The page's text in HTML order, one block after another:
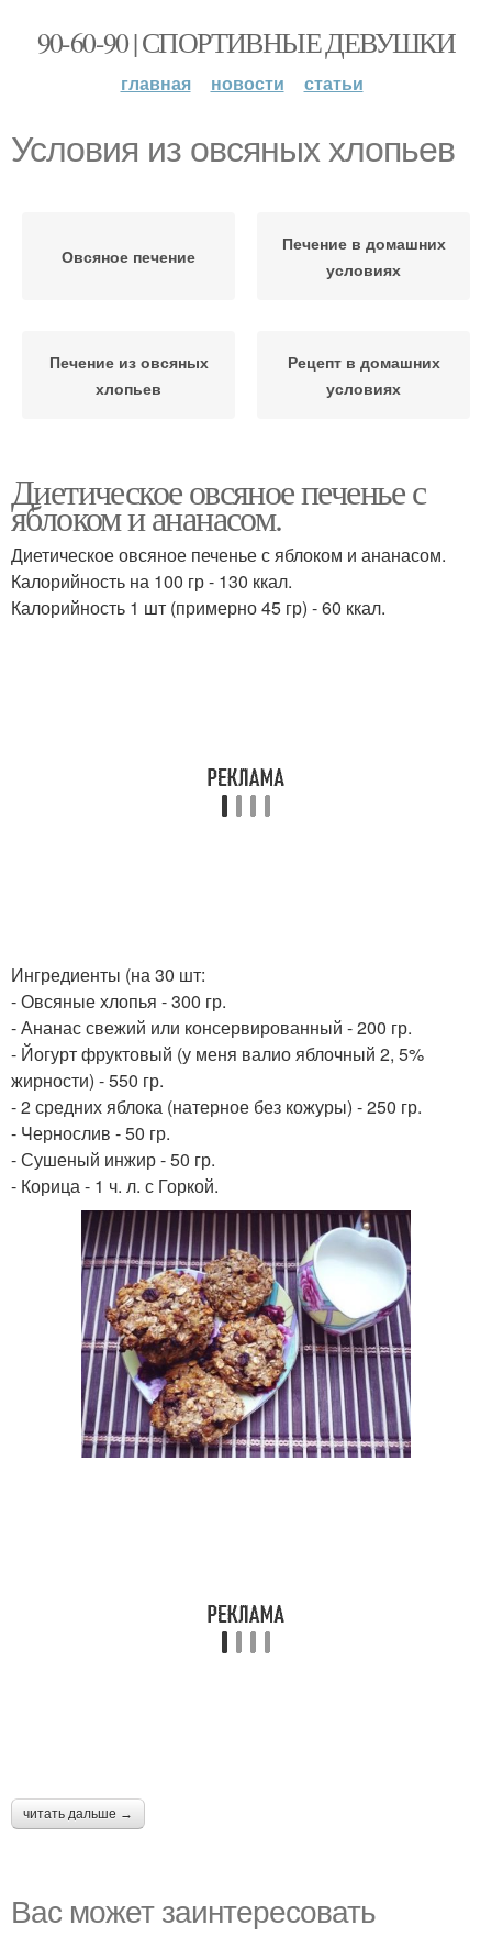
90-60-90 | СПОРТИВНЫЕ ДЕВУШКИ
главная новости статьи
Условия из овсяных хлопьев
Овсяное печение
Печение в домашних
условиях
Печение из овсяных
хлопьев
Рецепт в домашних
условиях
Диетическое овсяное печенье с
яблоком и ананасом.
Диетическое овсяное печенье с яблоком и ананасом.
Калорийность на 100 гр - 130 ккал.
Калорийность 1 шт (примерно 45 гр) - 60 ккал.
Ингредиенты (на 30 шт:
- Овсяные хлопья - 300 гр.
- Ананас свежий или консервированный - 200 гр.
- Йогурт фруктовый (у меня валио яблочный 2, 5%
жирности) - 550 гр.
- 2 средних яблока (натерное без кожуры) - 250 гр.
- Чернослив - 50 гр.
- Сушеный инжир - 50 гр.
- Корица - 1 ч. л. с Горкой.
читать дальше →
Вас может заинтересовать